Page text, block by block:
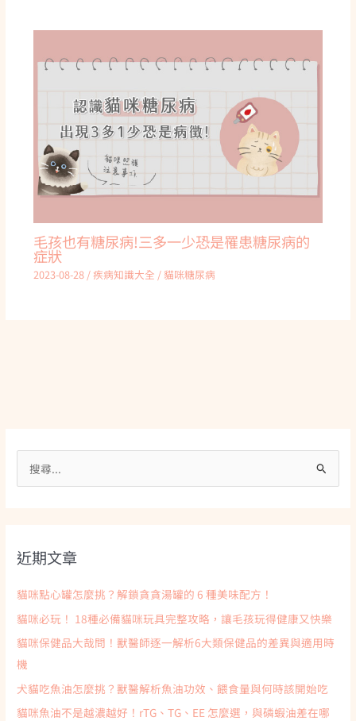
尋
字
近期文章
貓咪點心罐怎麼挑？解鎖貪貪湯罐的 6 種美味配方！
貓咪必玩！ 18種必備貓咪玩具完整攻略，讓毛孩玩得健康又快樂
貓咪保健品大哉問！獸醫師逐一解析6大類保健品的差異與適用時
機
犬貓吃魚油怎麼挑？獸醫解析魚油功效、餵食量與何時該開始吃
貓咪魚油不是越濃越好！rTG、TG、EE 怎麼選，與磷蝦油差在哪
毛孩也有糖尿病!三多一少恐是罹患糖尿病的
症狀
2023-08-28 /疾病知識大全 /貓咪糖尿病